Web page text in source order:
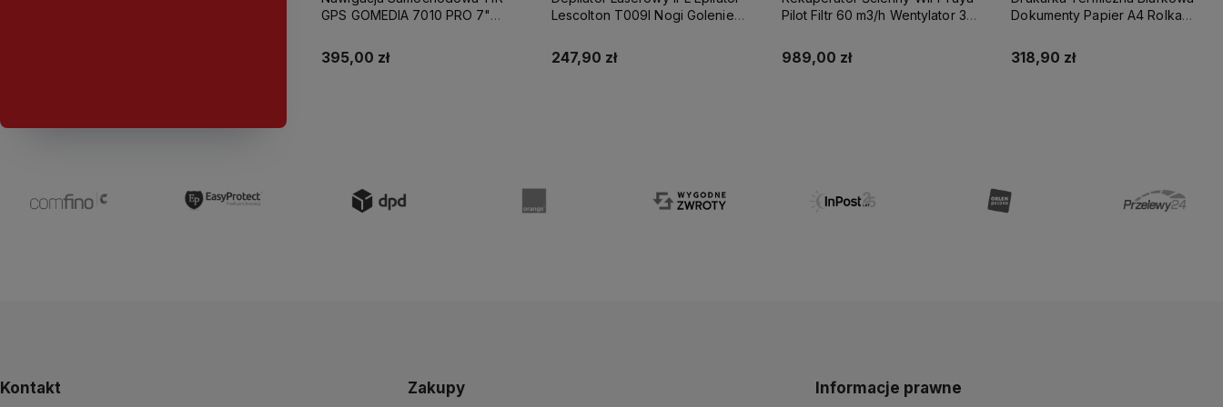
GPS GOMEDIA 7010 PRO 7"
395,00 zł
Lescolton T009I Nogi Golenie
247,90 zł
Pilot Filtr 60 m3/h Wentylator 3
989,00 zł
Dokumenty Papier A4 Rolka
318,90 zł
Kontakt Zakupy Informacje prawne